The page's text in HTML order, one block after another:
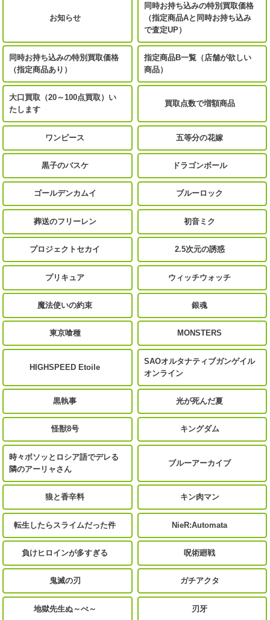
お知らせ
同時お持ち込みの特別買取価格
（指定商品Aと同時お持ち込み
で査定UP）
同時お持ち込みの特別買取価格
（指定商品あり）
指定商品B一覧（店舗が欲しい
商品）
大口買取（20～100点買取）い
たします
買取点数で増額商品
ワンピース 五等分の花嫁
黒子のバスケ ドラゴンボール
ゴールデンカムイ ブルーロック
葬送のフリーレン 初音ミク
プロジェクトセカイ 2.5次元の誘惑
プリキュア ウィッチウォッチ
魔法使いの約束 銀魂
東京喰種 MONSTERS
HIGHSPEED Etoile
SAOオルタナティブガンゲイル
オンライン
黒執事 光が死んだ夏
怪獣8号 キングダム
時々ボソッとロシア語でデレる
隣のアーリャさん
ブルーアーカイブ
狼と香辛料 キン肉マン
転生したらスライムだった件 NieR:Automata
負けヒロインが多すぎる 呪術廻戦
鬼滅の刃 ガチアクタ
地獄先生ぬ～べ～ 刃牙